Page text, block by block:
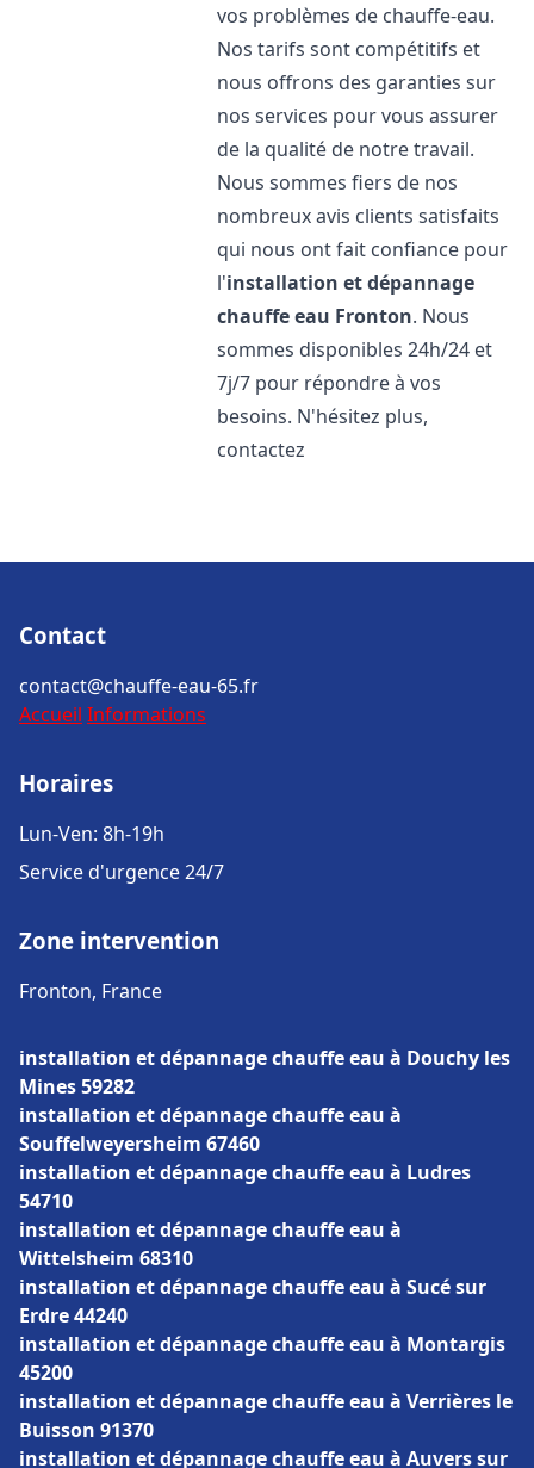
vos problèmes de chauffe-eau.
Nos tarifs sont compétitifs et
nous offrons des garanties sur
nos services pour vous assurer
de la qualité de notre travail.
Nous sommes fiers de nos
nombreux avis clients satisfaits
qui nous ont fait confiance pour
l'installation et dépannage
chauffe eau Fronton. Nous
sommes disponibles 24h/24 et
7j/7 pour répondre à vos
besoins. N'hésitez plus,
contactez
Contact
contact@chauffe-eau-65.fr
Accueil Informations
Horaires
Lun-Ven: 8h-19h
Service d'urgence 24/7
Zone intervention
Fronton, France
installation et dépannage chauffe eau à Douchy les
Mines 59282
installation et dépannage chauffe eau à
Souffelweyersheim 67460
installation et dépannage chauffe eau à Ludres
54710
installation et dépannage chauffe eau à
Wittelsheim 68310
installation et dépannage chauffe eau à Sucé sur
Erdre 44240
installation et dépannage chauffe eau à Montargis
45200
installation et dépannage chauffe eau à Verrières le
Buisson 91370
installation et dépannage chauffe eau à Auvers sur